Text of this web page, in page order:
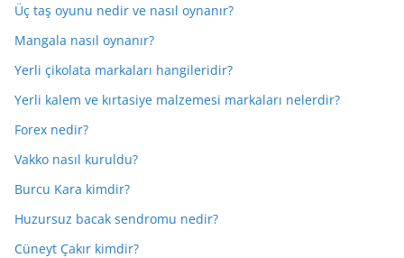
Üç taş oyunu nedir ve nasıl oynanır?
Mangala nasıl oynanır?
Yerli çikolata markaları hangileridir?
Yerli kalem ve kırtasiye malzemesi markaları nelerdir?
Forex nedir?
Vakko nasıl kuruldu?
Burcu Kara kimdir?
Huzursuz bacak sendromu nedir?
Cüneyt Çakır kimdir?